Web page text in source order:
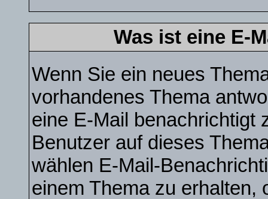
Was ist eine E-
Wenn Sie ein neues
vorhandenes Thema
eine E-Mail benachrichtigt
Benutzer auf dieses
wählen E-Mail-
einem Thema zu erhalten,